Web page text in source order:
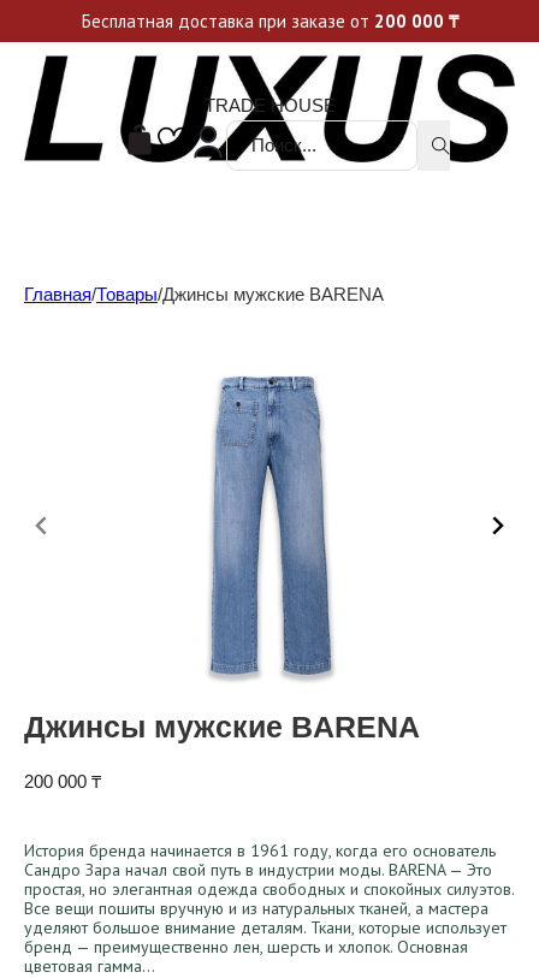
Уникальные акции и спецпредложения каждую неделю, не пропусти свой шанс
TRADE HOUSE
Поиск ...
Главная/Товары/Джинсы мужские BARENA
Джинсы мужские BARENA
200 000 ₸
История бренда начинается в 1961 году, когда его основатель
Сандро Зара начал свой путь в индустрии моды. BARENA — Это
простая, но элегантная одежда свободных и спокойных силуэтов.
Все вещи пошиты вручную и из натуральных тканей, а мастера
уделяют большое внимание деталям. Ткани, которые использует
бренд — преимущественно лен, шерсть и хлопок. Основная
цветовая гамма…
Бесплатная доставка при заказе от 200 000 ₸